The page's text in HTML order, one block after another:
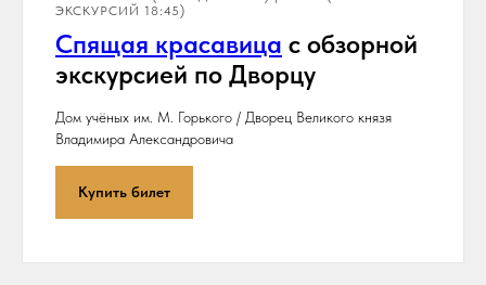
ЭКСКУРСИЙ 18:45)
Спящая красавица с обзорной
экскурсией по Дворцу
Дом учёных им. М. Горького / Дворец Великого князя
Владимира Александровича
Купить билет